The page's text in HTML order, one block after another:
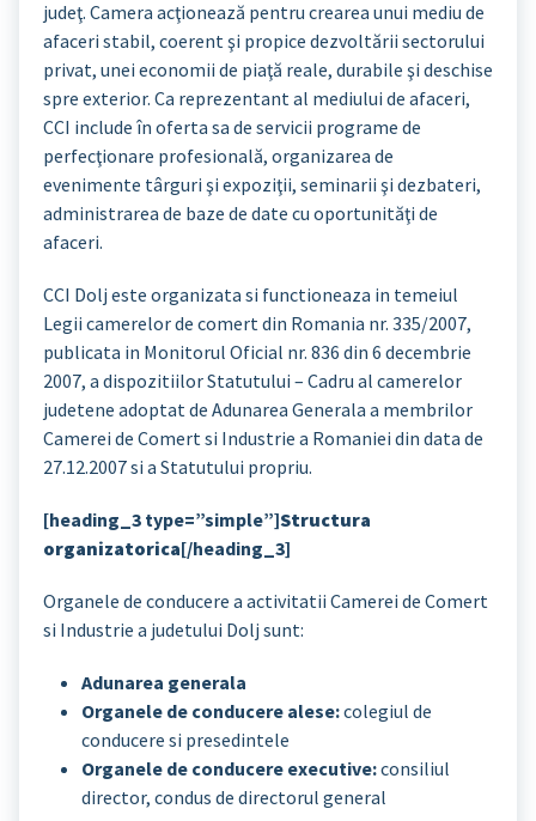
judeţ. Camera acţionează pentru crearea unui mediu de
afaceri stabil, coerent şi propice dezvoltării sectorului
privat, unei economii de piaţă reale, durabile şi deschise
spre exterior. Ca reprezentant al mediului de afaceri,
CCI include în oferta sa de servicii programe de
perfecţionare profesională, organizarea de
evenimente târguri şi expoziţii, seminarii şi dezbateri,
administrarea de baze de date cu oportunităţi de
afaceri.
CCI Dolj este organizata si functioneaza in temeiul
Legii camerelor de comert din Romania nr. 335/2007,
publicata in Monitorul Oficial nr. 836 din 6 decembrie
2007, a dispozitiilor Statutului – Cadru al camerelor
judetene adoptat de Adunarea Generala a membrilor
Camerei de Comert si Industrie a Romaniei din data de
27.12.2007 si a Statutului propriu.
[heading_3 type=”simple”]Structura
organizatorica[/heading_3]
Organele de conducere a activitatii Camerei de Comert
si Industrie a judetului Dolj sunt:
Adunarea generala
Organele de conducere alese:colegiul de
conducere si presedintele
Organele de conducere executive:consiliul
director, condus de directorul general